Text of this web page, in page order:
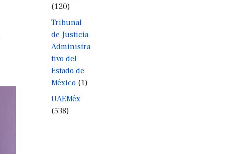
(120)
Tribunal
de Justicia
Administra
tivo del
Estado de
México (1)
UAEMéx
(538)